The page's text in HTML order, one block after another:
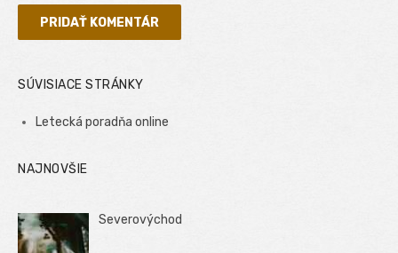
SÚVISIACE STRÁNKY
Letecká poradňa online
NAJNOVŠIE
Severovýchod